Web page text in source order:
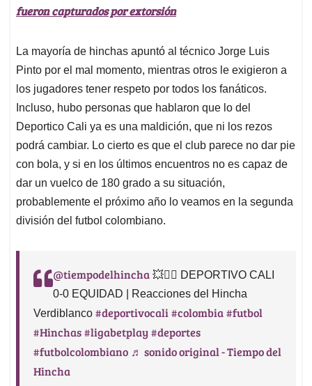
fueron capturados por extorsión
La mayoría de hinchas apuntó al técnico Jorge Luis
Pinto por el mal momento, mientras otros le exigieron a
los jugadores tener respeto por todos los fanáticos.
Incluso, hubo personas que hablaron que lo del
Deportico Cali ya es una maldición, que ni los rezos
podrá cambiar. Lo cierto es que el club parece no dar pie
con bola, y si en los últimos encuentros no es capaz de
dar un vuelco de 180 grado a su situación,
probablemente el próximo año lo veamos en la segunda
división del futbol colombiano.
@tiempodelhincha 💥🧙‍♀️ DEPORTIVO CALI
0-0 EQUIDAD | Reacciones del Hincha
Verdiblanco #deportivocali#colombia#futbol
#Hinchas#ligabetplay #deportes
#futbolcolombiano ♬ sonido original - Tiempo del
Hincha